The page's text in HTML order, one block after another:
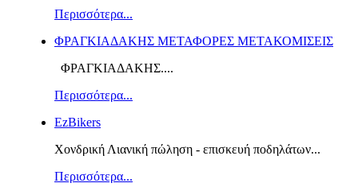
Περισσότερα...
ΦΡΑΓΚΙΑΔΑΚΗΣ ΜΕΤΑΦΟΡΕΣ ΜΕΤΑΚΟΜΙΣΕΙΣ
ΦΡΑΓΚΙΑΔΑΚΗΣ....
Περισσότερα...
EzBikers
Χονδρική Λιανική πώληση - επισκευή ποδηλάτων...
Περισσότερα...